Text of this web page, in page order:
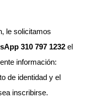
le solicitamos
310 797 1232 el
información:
de identidad y el
inscribirse.